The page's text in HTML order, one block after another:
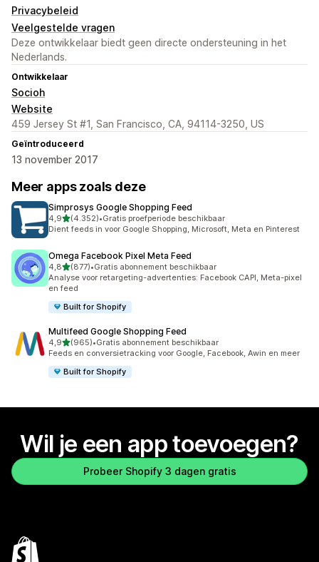
Privacybeleid
Veelgestelde vragen
Deze ontwikkelaar biedt geen directe ondersteuning in het
Nederlands.
Ontwikkelaar
Socioh
Website
459 Jersey St #1, San Francisco, CA, 94114-3250, US
Geïntroduceerd
13 november 2017
Meer apps zoals deze
Simprosys Google Shopping Feed
4,9van 5 sterren
(4.352)
4352 recensies in totaal
•Gratis proefperiode beschikbaar
Dient feeds in voor Google Shopping, Microsoft, Meta en Pinterest
Omega Facebook Pixel Meta Feed
4,8van 5 sterren
(877)
877 recensies in totaal
•Gratis abonnement beschikbaar
Analyse voor retargeting-advertenties: Facebook CAPI, Meta-pixel
en feed
Built for Shopify
Multifeed Google Shopping Feed
4,9van 5 sterren
(965)
965 recensies in totaal
•Gratis abonnement beschikbaar
Feeds en conversietracking voor Google, Facebook, Awin en meer
Built for Shopify
Wil je een app toevoegen?
Probeer Shopify 3 dagen gratis